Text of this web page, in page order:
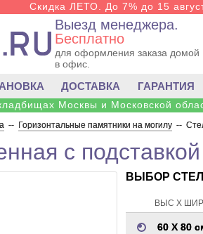
Скидка ЛЕТО. До 7% до 15
Выезд менеджера.
Бесплатно
для оформления заказа домой
в офис.
ДОСТАВКА ГАРАНТИЯ
Москвы и Московской
-- Горизонтальные памятники на могилу --
с
ВЫБОР
ВЫС Х ШИР
60 Х 80